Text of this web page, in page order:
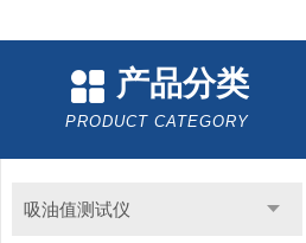
产品分类
PRODUCT CATEGORY
吸油值测试仪